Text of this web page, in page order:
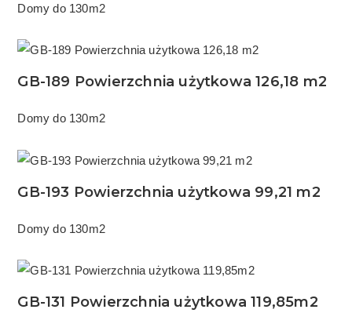
Domy do 130m2
GB-189 Powierzchnia użytkowa 126,18 m2
Domy do 130m2
GB-193 Powierzchnia użytkowa 99,21 m2
Domy do 130m2
GB-131 Powierzchnia użytkowa 119,85m2